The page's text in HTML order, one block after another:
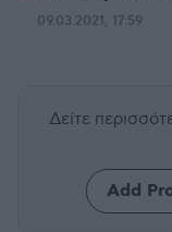
09.03.2021, 17:59
Δείτε
Add